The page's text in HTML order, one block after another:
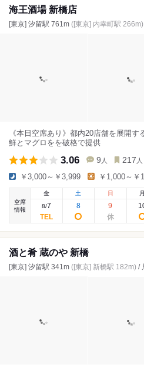
海王酒場 新橋店
[東京] 汐留駅 761m ([東京] 内幸町駅 266m)
《本日空席あり》都内20店舗を展開
鮮とマグロをを破格で提供
3.06 9 人 217 人
￥3,000～￥3,999 ￥1,000～￥
空席
情報
金
8/7
土
8
日
9
月
酒と肴 蔵のや 新橋
[東京] 汐留駅 341m ([東京] 新橋駅 182m) /